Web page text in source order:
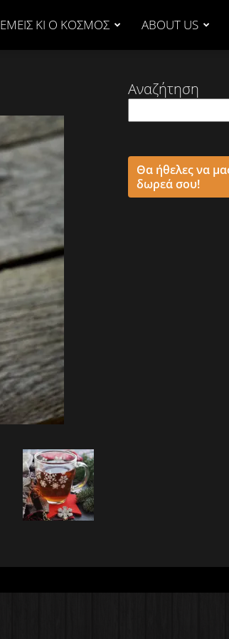
ΕΜΕΙΣ ΚΙ Ο ΚΟΣΜΟΣ ABOUT US
Αναζήτηση
Θα ήθελες να
δωρεά σου!